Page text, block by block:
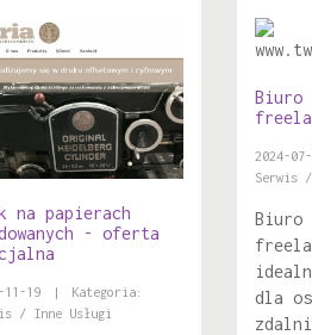
na papierach
- oferta
11-19 |
Kategoria:
/ Inne Usługi
Biuro
2024-
Serwis
Biuro
dla